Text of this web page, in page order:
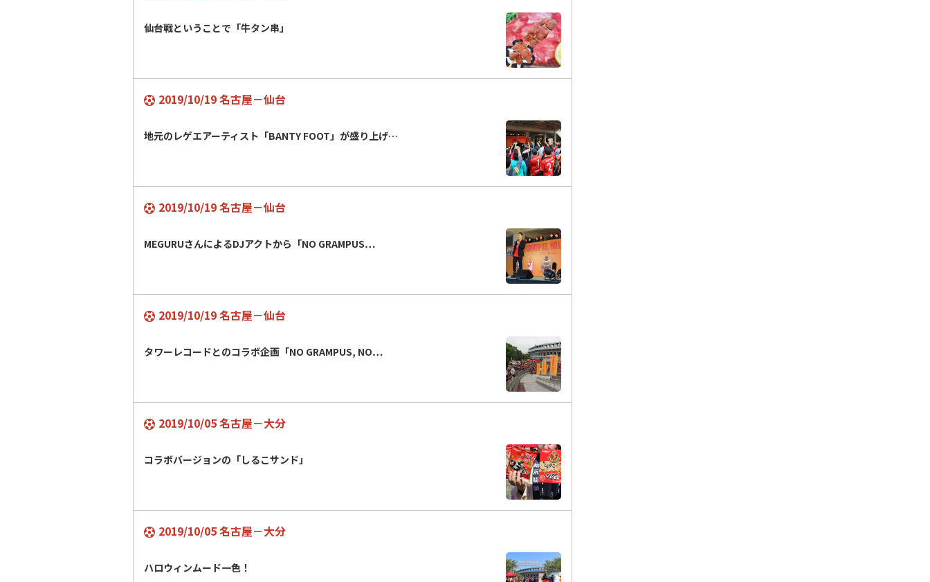
仙台戦ということで「牛タン串」
2019/10/19 名古屋－仙台
地元のレゲエアーティスト「BANTY FOOT」が盛り上げ…
2019/10/19 名古屋－仙台
MEGURUさんによるDJアクトから「NO GRAMPUS…
2019/10/19 名古屋－仙台
タワーレコードとのコラボ企画「NO GRAMPUS, NO…
2019/10/05 名古屋－大分
コラボバージョンの「しるこサンド」
2019/10/05 名古屋－大分
ハロウィンムード一色！